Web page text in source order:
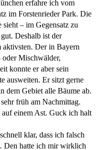
erfahre ich vom
im Forstenrieder Park. Die
– im Gegensatz zu
Deshalb ist der
aktivsten. Der in Bayern
Mischwälder,
konnte er aber sein
ausweiten. Er sitzt gerne
dem Gebiet alle Bäume ab.
früh am Nachmittag.
einem Ast. Guck ich halt
klar, dass ich falsch
Den hatte ich mir wirklich